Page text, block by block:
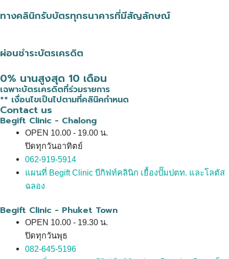
ทางคลินิกรับบัตรทุกธนาคารที่มีสัญลักษณ์
ผ่อนชำระบัตรเครดิต
0% นานสูงสุด 10 เดือน
เฉพาะบัตรเครดิตที่ร่วมรายการ
** เงื่อนไขเป็นไปตามที่คลินิคกำหนด
Contact us
Begift Clinic - Chalong
OPEN 10.00 - 19.00 น.
ปิดทุกวันอาทิตย์
062-919-5914
แผนที่ Begift Clinic บีกิฟท์คลินิก เยื้องปั๊มปตท. และโลตัส
ฉลอง
Begift Clinic - Phuket Town
OPEN 10.00 - 19.30 น.
ปิดทุกวันพุธ
082-645-5196